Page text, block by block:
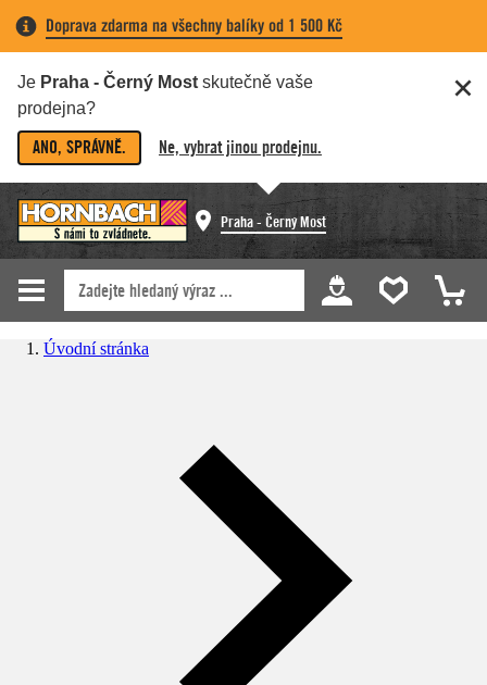
Doprava zdarma na všechny balíky od 1 500 Kč
Je Praha - Černý Most skutečně vaše
prodejna?
ANO, SPRÁVNĚ. Ne, vybrat jinou prodejnu.
Praha - Černý Most
Úvodní stránka